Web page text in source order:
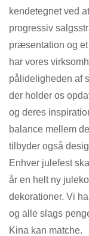
kendetegnet ved
progressiv
præsentation og
har vores
pålideligheden af
der holder os
og deres
balance mellem
tilbyder også
Enhver julefest
år en helt ny
dekorationer. Vi
og alle slags
Kina kan matche.